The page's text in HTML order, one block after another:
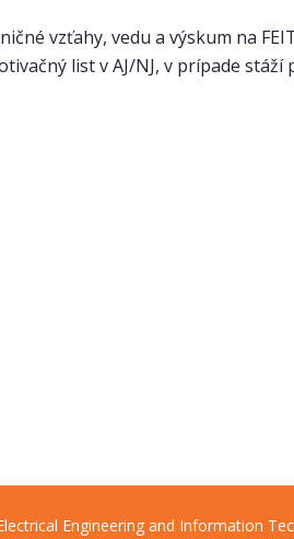
vzťahy, vedu a výskum na
list v AJ/NJ, v prípade stáží
Engineering and Information